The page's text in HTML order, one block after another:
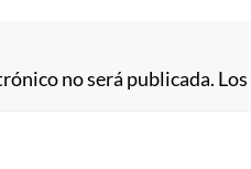
no será publicada.